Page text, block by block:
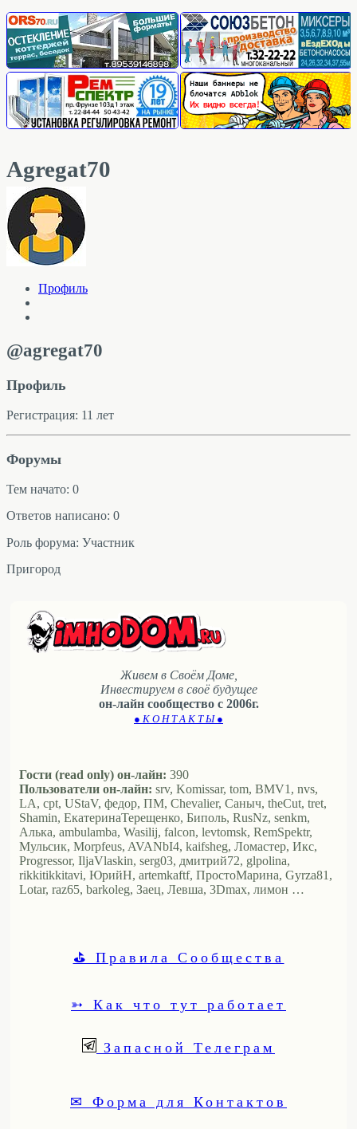
Agregat70
Профиль
@agregat70
Профиль
Регистрация: 11 лет
Форумы
Тем начато: 0
Ответов написано: 0
Роль форума: Участник
Пригород
Живем в Своём Доме,
Инвестируем в своё будущее
он-лайн сообщество с 2006г.
● К О Н Т А К Т Ы ●
Гости (read only) он-лайн: 390
Пользователи он-лайн: srv, Komissar, tom, BMV1, nvs,
LA, cpt, UStaV, федор, ПМ, Chevalier, Саныч, theCut, tret,
Shamin, ЕкатеринаТерещенко, Биполь, RusNz, senkm,
Алька, ambulamba, Wasilij, falcon, levtomsk, RemSpektr,
Мульсик, Morpfeus, AVANbI4, kaifsheg, Ломастер, Икс,
Progressor, IljaVlaskin, serg03, дмитрий72, glpolina,
rikkitikkitavi, ЮрийН, artemkaftf, ПростоМарина, Gyrza81,
Lotar, raz65, barkoleg, Заец, Левша, 3Dmax, лимон …
⛳ Правила Сообщества
➳ Как что тут работает
Запасной Телеграм
✉ Форма для Контактов